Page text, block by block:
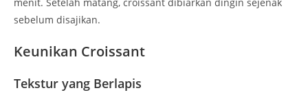
sebelum disajikan.
Keunikan Croissant
Tekstur yang Berlapis